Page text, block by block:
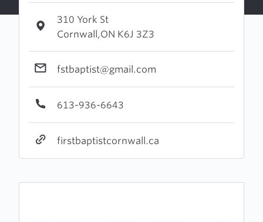
310 York St
Cornwall,ON K6J 3Z3
fstbaptist@gmail.com
613-936-6643
firstbaptistcornwall.ca